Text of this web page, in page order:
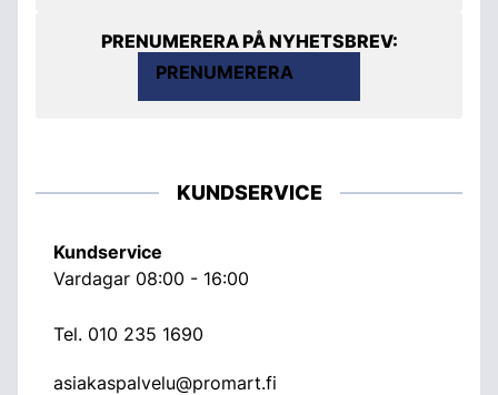
PRENUMERERA PÅ NYHETSBREV:
PRENUMERERA
KUNDSERVICE
Kundservice
Vardagar 08:00 - 16:00
Tel. 010 235 1690
asiakaspalvelu@promart.fi